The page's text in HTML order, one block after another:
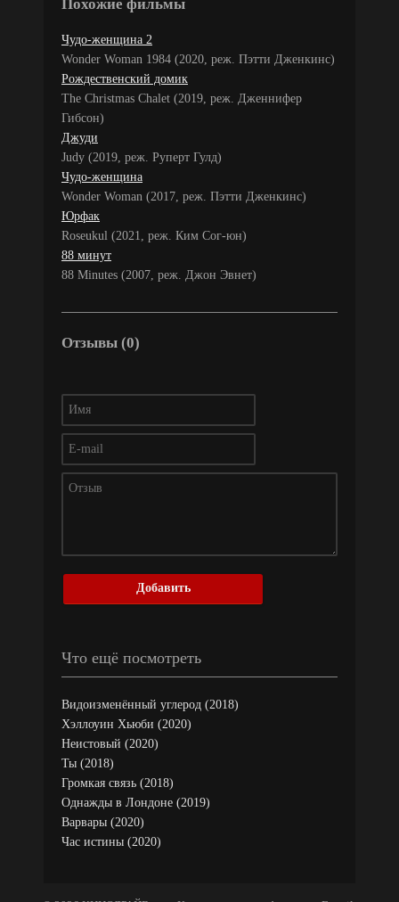
Похожие фильмы
Чудо-женщина 2
Wonder Woman 1984 (2020, реж. Пэтти Дженкинс)
Рождественский домик
The Christmas Chalet (2019, реж. Дженнифер
Гибсон)
Джуди
Judy (2019, реж. Руперт Гулд)
Чудо-женщина
Wonder Woman (2017, реж. Пэтти Дженкинс)
Юрфак
Roseukul (2021, реж. Ким Сог-юн)
88 минут
88 Minutes (2007, реж. Джон Эвнет)
Отзывы (0)
Добавить
Что ещё посмотреть
Видоизменённый углерод (2018)
Хэллоуин Хьюби (2020)
Неистовый (2020)
Ты (2018)
Громкая связь (2018)
Однажды в Лондоне (2019)
Варвары (2020)
Час истины (2020)